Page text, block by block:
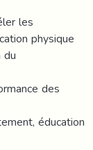
les
physique
des
éducation